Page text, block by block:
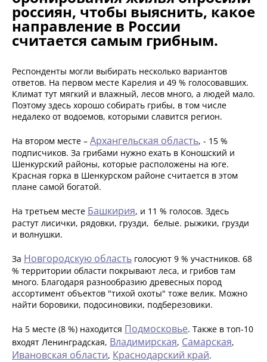
россиян, чтобы выяснить, какое
направление в России
считается самым грибным.
Респонденты могли выбирать несколько вариантов
ответов. На первом месте Карелия и 49 % голосовавших.
Климат тут мягкий и влажный, лесов много, а людей мало.
Поэтому здесь хорошо собирать грибы, в том числе
недалеко от водоемов, которыми славится регион.
На втором месте – Архангельская область, - 15 %
подписчиков. За грибами нужно ехать в Коношский и
Шенкурский районы, которые расположены на юге.
Красная горка в Шенкурском районе считается в этом
плане самой богатой.
На третьем месте Башкирия, и 11 % голосов. Здесь
растут лисички, рядовки, грузди, белые. рыжики, грузди
и волнушки.
За Новгородскую область голосуют 9 % участников. 68
% территории области покрывают леса, и грибов там
много. Благодаря разнообразию древесных пород
ассортимент объектов "тихой охоты" тоже велик. Можно
найти боровики, подосиновики, подберезовики.
На 5 месте (8 %) находится Подмосковье. Также в топ-10
входят Ленинградская, Владимирская, Самарская,
Ивановская области, Краснодарский край.